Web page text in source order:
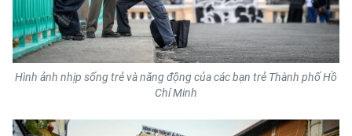
Hình ảnh nhịp sống trẻ và năng động của các bạn trẻ Thành phố Hồ
Chí Minh